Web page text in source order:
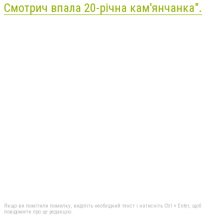
Смотрич впала 20-річна кам'янчанка".
Якщо ви помітили помилку, виділіть необхідний текст і натисніть Ctrl + Enter, щоб
повідомити про це редакцію